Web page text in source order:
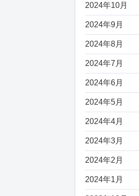
2024年10月
2024年9月
2024年8月
2024年7月
2024年6月
2024年5月
2024年4月
2024年3月
2024年2月
2024年1月